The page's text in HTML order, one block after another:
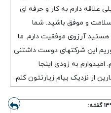
علاقه دارم به کار و حرفه ای
و موفق باشید. شما
آرزوی موفقیت دارم. ما
این شرکتهای دوست داشتنی
امیدوارم به زودی اینجا
از نزدیک بیام زیارتتون کنم.
گفته: